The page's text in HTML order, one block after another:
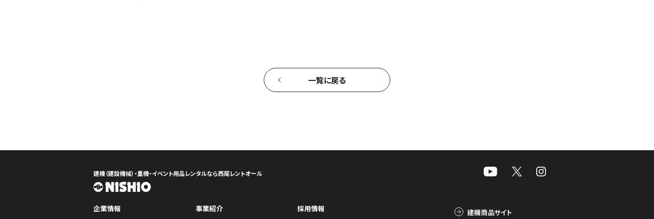
一覧に戻る
建機（建設機械）・重機・イベント用品レンタルなら西尾レントオール
企業情報 事業紹介 採用情報
建機商品サイト